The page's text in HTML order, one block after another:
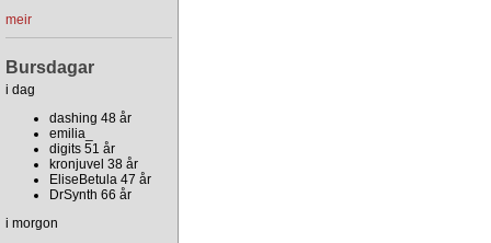
meir
Bursdagar
i dag
dashing 48 år
emilia_
digits 51 år
kronjuvel 38 år
EliseBetula 47 år
DrSynth 66 år
i morgon